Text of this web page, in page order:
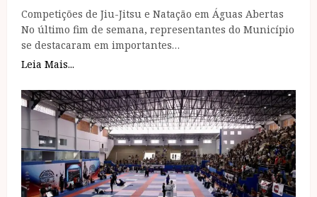
Competições de Jiu-Jitsu e Natação em Águas Abertas
No último fim de semana, representantes do Município
se destacaram em importantes…
Leia Mais...